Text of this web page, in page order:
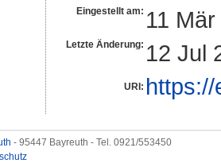
Eingestellt am: 11
Letzte Änderung: 12 Jul
URI:
- 95447 Bayreuth - Tel. 0921/553450